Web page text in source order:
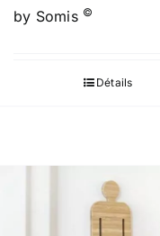
by Somis ©
Détails